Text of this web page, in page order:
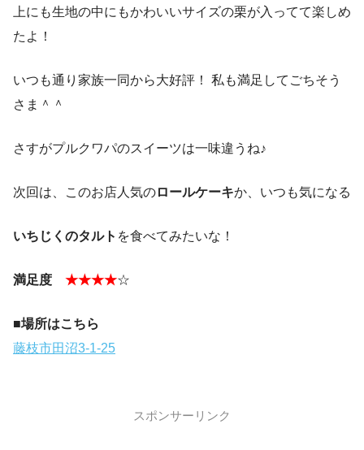
上にも生地の中にもかわいいサイズの栗が入ってて楽しめ
たよ！
いつも通り家族一同から大好評！ 私も満足してごちそう
さま＾＾
さすがプルクワパのスイーツは一味違うね♪
次回は、このお店人気のロールケーキか、いつも気になる
いちじくのタルト を食べてみたいな！
満足度 ★★★★☆
■場所はこちら
藤枝市田沼3-1-25
スポンサーリンク